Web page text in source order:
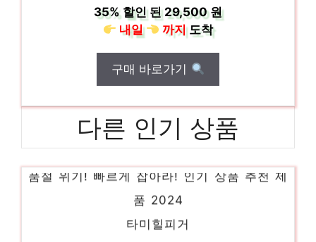
35%할인 된29,500 원
내일
까지도착
구매 바로가기
다른 인기 상품
시스티나원피스
품 2024
타미힐피거
일상에 특별함을 더하는 제품 인기 상품 추천